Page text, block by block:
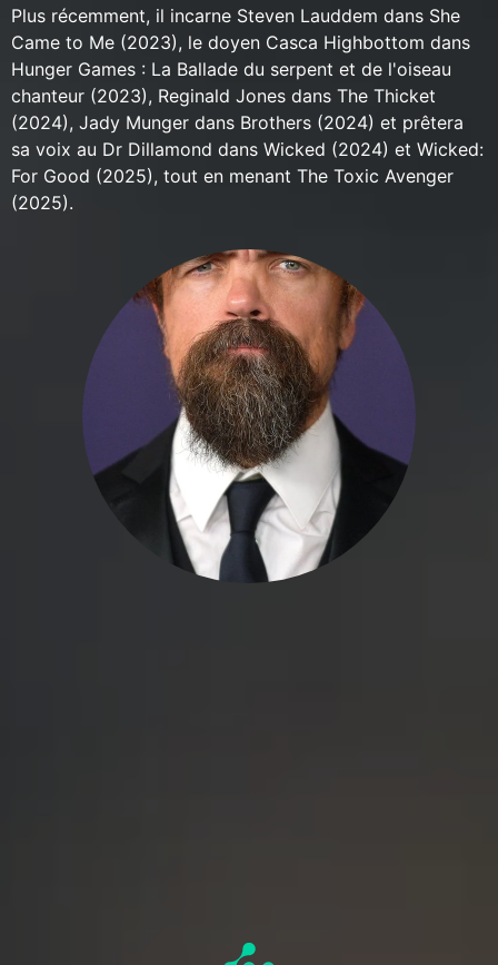
Plus récemment, il incarne Steven Lauddem dans She
Came to Me (2023), le doyen Casca Highbottom dans
Hunger Games : La Ballade du serpent et de l'oiseau
chanteur (2023), Reginald Jones dans The Thicket
(2024), Jady Munger dans Brothers (2024) et prêtera
sa voix au Dr Dillamond dans Wicked (2024) et Wicked:
For Good (2025), tout en menant The Toxic Avenger
(2025).